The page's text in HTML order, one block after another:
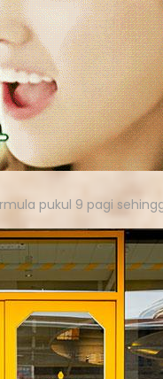
pukul 9 pagi